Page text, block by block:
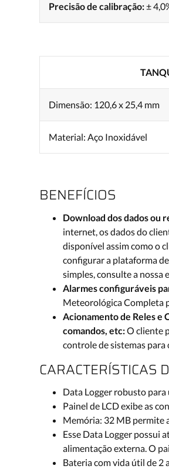
Precisão de calibração:±
Dimensão: 120,6 x 25,4 mm
Material: Aço Inoxidável
BENEFÍCIOS
Download dos dados ou
internet, os dados do
disponível assim como o
configurar a plataforma
simples, consulte a nossa
Alarmes configuráveis
Meteorológica Completa
Acionamento de Reles e
comandos, etc:O cliente
controle de sistemas para
CARACTERÍSTICAS
Data Logger robusto para
Painel de LCD exibe as
Memória: 32 MB permite
Esse Data Logger possui
alimentação externa. O
Bateria com vida útil de 2